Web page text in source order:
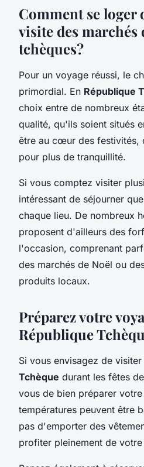
Comment se loger
visite des marchés
tchèques?
Pour un voyage réussi, le
primordial. En République
choix entre de nombreux
qualité, qu'ils soient situés
être au cœur des festivités,
pour plus de tranquillité.
Si vous comptez visiter
intéressant de séjourner
chaque lieu. De nombreux
proposent d'ailleurs des
l'occasion, comprenant
des marchés de Noël ou
produits locaux.
Préparez votre
République
Si vous envisagez de visiter
Tchèque durant les fêtes
vous de bien préparer votre
températures peuvent être
pas d'emporter des
profiter pleinement de votre